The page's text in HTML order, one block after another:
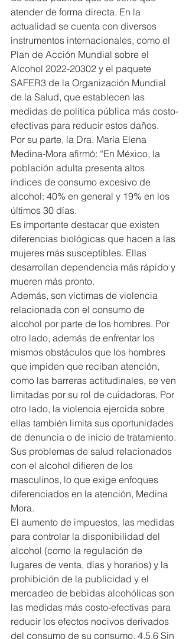
atender de forma directa. En la
actualidad se cuenta con diversos
instrumentos internacionales, como el
Plan de Acción Mundial sobre el
Alcohol 2022-20302 y el paquete
SAFER3 de la Organización Mundial
de la Salud, que establecen las
medidas de política pública más costo-
efectivas para reducir estos daños.
Por su parte, la Dra. María Elena
Medina-Mora afirmó: “En México, la
población adulta presenta altos
índices de consumo excesivo de
alcohol: 40% en general y 19% en los
últimos 30 días.
Es importante destacar que existen
diferencias biológicas que hacen a las
mujeres más susceptibles. Ellas
desarrollan dependencia más rápido y
mueren más pronto.
Además, son víctimas de violencia
relacionada con el consumo de
alcohol por parte de los hombres. Por
otro lado, además de enfrentar los
mismos obstáculos que los hombres
que impiden que reciban atención,
como las barreras actitudinales, se ven
limitadas por su rol de cuidadoras, Por
otro lado, la violencia ejercida sobre
ellas también limita sus oportunidades
de denuncia o de inicio de tratamiento.
Sus problemas de salud relacionados
con el alcohol difieren de los
masculinos, lo que exige enfoques
diferenciados en la atención, Medina
Mora.
El aumento de impuestos, las medidas
para controlar la disponibilidad del
alcohol (como la regulación de
lugares de venta, días y horarios) y la
prohibición de la publicidad y el
mercadeo de bebidas alcohólicas son
las medidas más costo-efectivas para
reducir los efectos nocivos derivados
del consumo de su consumo. 4,5,6 Sin